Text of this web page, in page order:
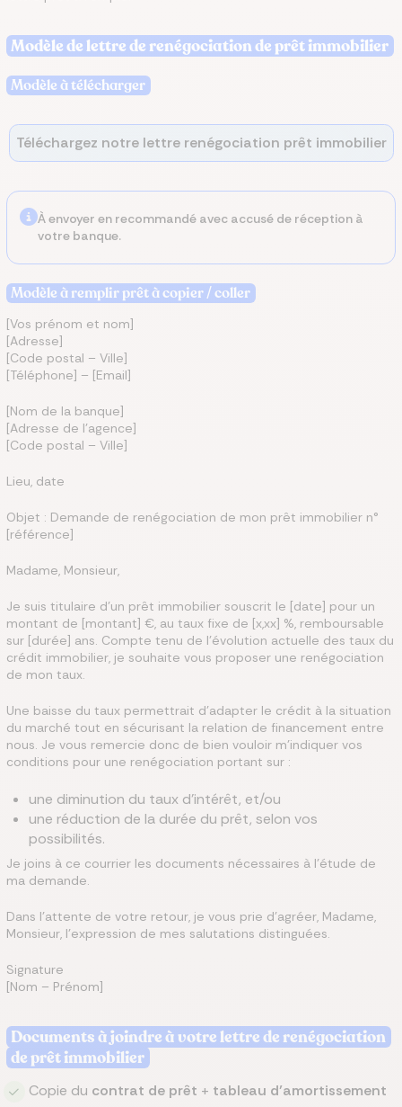
Modèle de lettre de renégociation de prêt immobilier
Modèle à télécharger
Téléchargez notre lettre renégociation prêt immobilier
À envoyer en recommandé avec accusé de réception à
votre banque.
Modèle à remplir prêt à copier / coller
[Vos prénom et nom]
[Adresse]
[Code postal – Ville]
[Téléphone] – [Email]
[Nom de la banque]
[Adresse de l’agence]
[Code postal – Ville]
Lieu, date
Objet : Demande de renégociation de mon prêt immobilier n°
[référence]
Madame, Monsieur,
Je suis titulaire d’un prêt immobilier souscrit le [date] pour un
montant de [montant] €, au taux fixe de [x,xx] %, remboursable
sur [durée] ans. Compte tenu de l’évolution actuelle des taux du
crédit immobilier, je souhaite vous proposer une renégociation
de mon taux.
Une baisse du taux permettrait d’adapter le crédit à la situation
du marché tout en sécurisant la relation de financement entre
nous. Je vous remercie donc de bien vouloir m’indiquer vos
conditions pour une renégociation portant sur :
une diminution du taux d’intérêt, et/ou
une réduction de la durée du prêt, selon vos
possibilités.
Je joins à ce courrier les documents nécessaires à l’étude de
ma demande.
Dans l’attente de votre retour, je vous prie d’agréer, Madame,
Monsieur, l’expression de mes salutations distinguées.
Signature
[Nom – Prénom]
Documents à joindre à votre lettre de renégociation
de prêt immobilier
Copie du contrat de prêt + tableau d’amortissement